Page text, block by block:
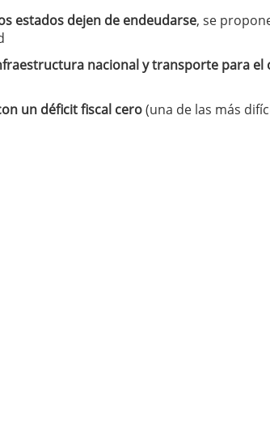
estados dejen de endeudarse, se
nacional y transporte para el
un déficit fiscal cero(una de las más